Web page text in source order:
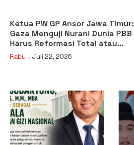
Ketua PW GP Ansor Jawa Timur:
Gaza Menguji Nurani Dunia PBB
Harus Reformasi Total atau
Kehilangan Legitimasi
Rabu - Juli 22, 2026